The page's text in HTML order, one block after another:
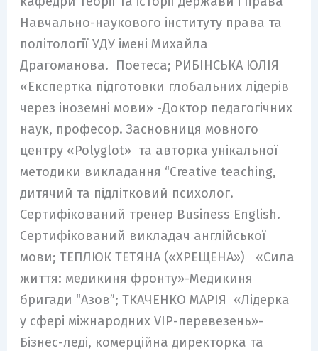
Навчально-наукового інституту права та
політології УДУ імені Михайла
Драгоманова. Поетеса; РИБІНСЬКА ЮЛІЯ
«Експертка підготовки глобальних лідерів
через іноземні мови» -Доктор педагогічних
наук, професор. Засновниця мовного
центру «Polyglot» та авторка унікальної
методики викладання “Creative teaching,
дитячий та підлітковий психолог.
Сертифікований тренер Business English.
Сертифікований викладач англійської
мови; ТЕПЛЮК ТЕТЯНА («ХРЕЩЕНА») «Сила
життя: медикиня фронту»-Медикиня
бригади “Азов”; ТКАЧЕНКО МАРІЯ «Лідерка
у сфері міжнародних VIP-перевезень»-
Бізнес-леді, комерційна директорка та